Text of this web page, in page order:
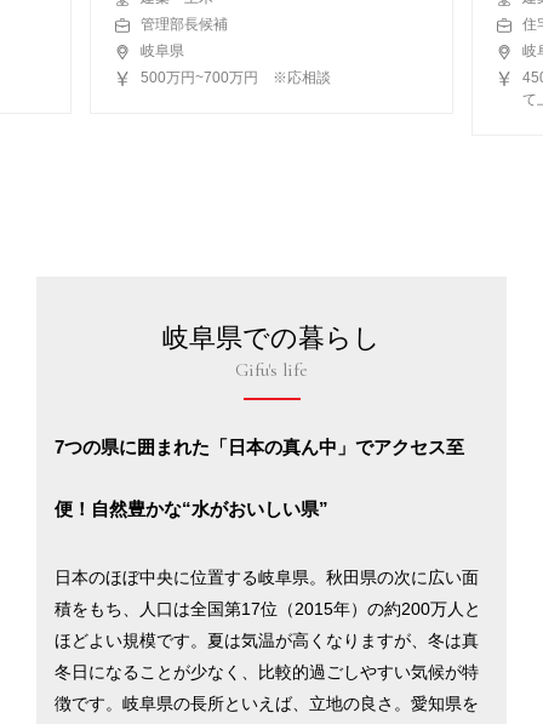
管理部長候補
岐阜県
500万円~700万円 ※応相談
住
岐
て
岐阜県での暮らし
Gifu's life
7つの県に囲まれた「日本の真ん中」でアクセス至
便！自然豊かな“水がおいしい県”
日本のほぼ中央に位置する岐阜県。秋田県の次に広い面
積をもち、人口は全国第17位（2015年）の約200万人と
ほどよい規模です。夏は気温が高くなりますが、冬は真
冬日になることが少なく、比較的過ごしやすい気候が特
徴です。岐阜県の長所といえば、立地の良さ。愛知県を